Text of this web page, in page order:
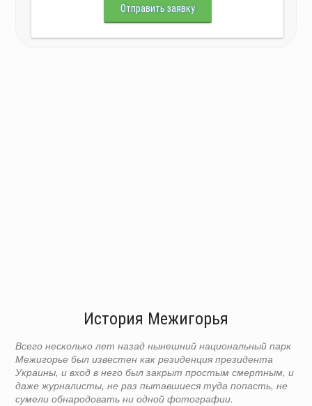
Отправить заявку
История Межигорья
Всего несколько лет назад нынешний национальный парк
Межигорье был известен как резиденция президента
Украины, и вход в него был закрыт простым смертным, и
даже журналисты, не раз пытавшиеся туда попасть, не
сумели обнародовать ни одной фотографии.